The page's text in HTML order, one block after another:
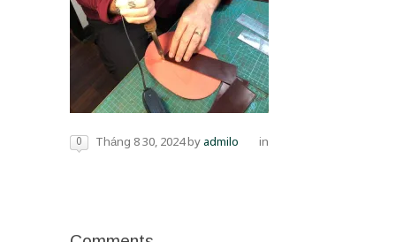
0 Tháng 8 30, 2024byadmilo in